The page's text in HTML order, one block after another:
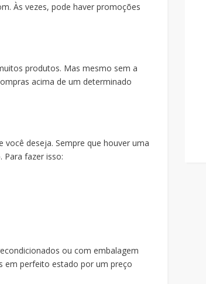
Às vezes, pode haver promoções
produtos. Mas mesmo sem a
acima de um determinado
deseja. Sempre que houver uma
fazer isso:
ou com embalagem
em perfeito estado por um preço